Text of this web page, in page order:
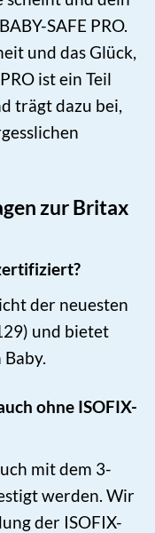
SAFE PRO.
und das Glück,
ist ein Teil
trägt dazu bei,
zur Britax
der neuesten
und bietet
ohne ISOFIX-
mit dem 3-
werden. Wir
der ISOFIX-